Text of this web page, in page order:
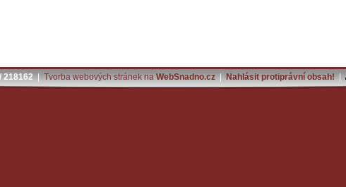
218162|Tvorba webových stránek naWebSnadno.cz|Nahlásit protiprávní obsah!|